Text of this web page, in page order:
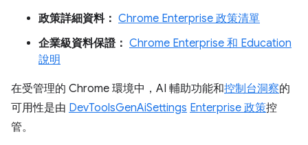
政策詳細資料： Chrome Enterprise 政策清單
企業級資料保證： Chrome Enterprise 和 Education
說明
在受管理的 Chrome 環境中，AI 輔助功能和控制台洞察的
可用性是由 DevToolsGenAiSettings Enterprise 政策控
管。